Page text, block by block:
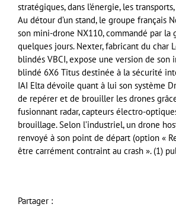
stratégiques, dans l’énergie, les
Au détour d’un stand, le groupe français
son mini-drone NX110, commandé par la
quelques jours. Nexter, fabricant du char
blindés VBCI, expose une version de son
blindé 6X6 Titus destinée à la sécurité
IAI Elta dévoile quant à lui son système
de repérer et de brouiller les drones
fusionnant radar, capteurs électro-
brouillage. Selon l’industriel, un drone
renvoyé à son point de départ (option «
être carrément contraint au crash ». (1)
Partager :